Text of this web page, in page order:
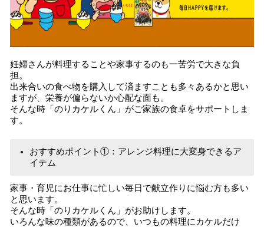
妊婦さんが料理することや家事するのも一苦労で大きな負
担。
出来合いの食べ物を購入して済ますことも多々あるかと思い
ますが、栄養が偏らないか心配な面も。
そんな時「のりカケルくん」がご家族の食卓をサポートしま
す。
おすすめポイント①：アレンジ料理に大変身できるア
イテム
家事・育児にお仕事に忙しい毎日で献立作りに悩む方も多い
と思います。
そんな時「のりカケルくん」がお助けします。
いろんな味の種類があるので、いつもの料理にカケルだけ